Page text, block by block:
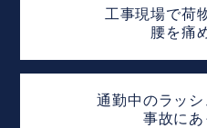
工事現場で荷
腰を痛
通勤中のラッ
事故に